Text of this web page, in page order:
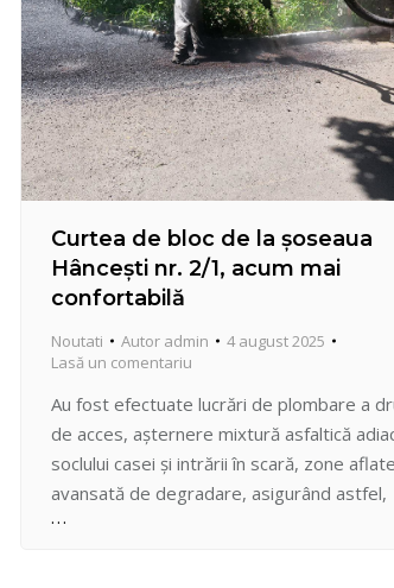
Curtea de bloc de la șoseaua
Hâncești nr. 2/1, acum mai
confortabilă
Noutati Autor admin
4 august 2025
Lasă un comentariu
Au fost efectuate lucrări de plombare a
de acces, așternere mixtură asfaltică
soclului casei și intrării în scară, zone
avansată de degradare, asigurând astfel,
funcționalitate sporită, siguranță și